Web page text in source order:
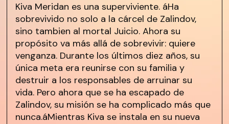
Kiva Meridan es una superviviente. áHa
sobrevivido no solo a la cárcel de Zalindov,
sino tambien al mortal Juicio. Ahora su
propósito va más allá de sobrevivir: quiere
venganza. Durante los últimos diez años, su
única meta era reunirse con su familia y
destruir a los responsables de arruinar su
vida. Pero ahora que se ha escapado de
Zalindov, su misión se ha complicado más que
nunca.áMientras Kiva se instala en su nueva